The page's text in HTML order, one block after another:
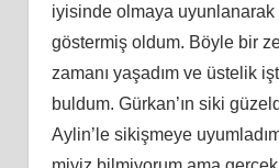
iyisinde olmaya uyunlanarak
göstermiş oldum. Böyle bir
zamanı yaşadım ve üstelik
buldum. Gürkan’ın siki
Aylin’le sikişmeye